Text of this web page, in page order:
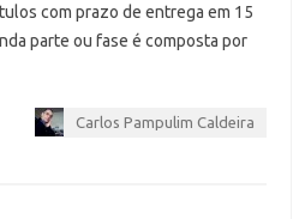
com prazo de entrega em 15
parte ou fase é composta por
Carlos Pampulim Caldeira